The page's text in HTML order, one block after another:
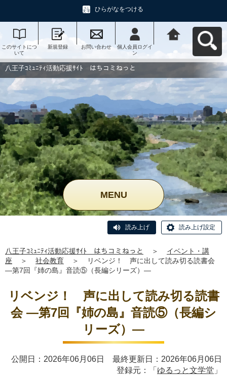
ひらがなをつける
このサイトにつ
いて
新規登録 お問い合わせ
個人会員ログイ
ン
動応援ｻｲﾄ はち
コミねっとへ戻
八王子ｺﾐｭﾆﾃｨ活動応援ｻｲﾄ はちコミねっと
MENU
読み上げ 読み上げ設定
八王子ｺﾐｭﾆﾃｨ活動応援ｻｲﾄ はちコミねっと ＞
イベント・講
座
＞ 社会教育 ＞
リベンジ！ 声に出して読み切る読書会
―第7回『姉の島』音読⑤（長編シリーズ）―
リベンジ！ 声に出して読み切る読書
会 ―第7回『姉の島』音読⑤（長編シ
リーズ）―
公開日：2026年06月06日 最終更新日：2026年06月06日
登録元：「 ゆるっと文学堂 」